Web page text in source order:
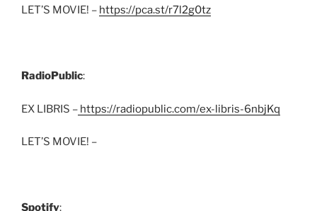
LET’S MOVIE! – https://pca.st/r7l2g0tz
RadioPublic:
EX LIBRIS – https://radiopublic.com/ex-libris-6nbjKq
LET’S MOVIE! –
Spotify: